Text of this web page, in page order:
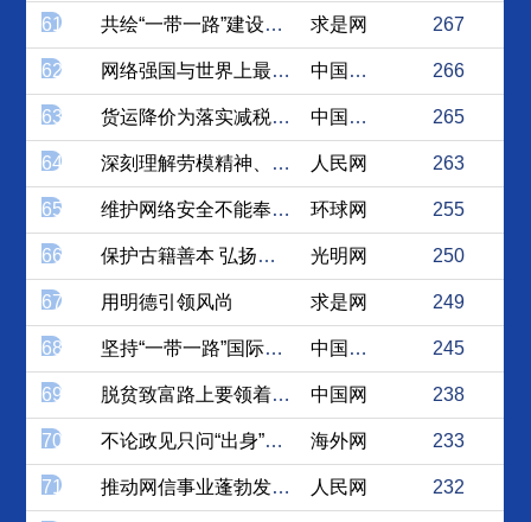
61 共绘“一带一路”建设的“工... 求是网 267
62 网络强国与世界上最强大政党... 中国社会科学网 266
63 货运降价为落实减税降费开好... 中国经济网 265
64 深刻理解劳模精神、劳动精神... 人民网 263
65 维护网络安全不能奉行双重标准 环球网 255
66 保护古籍善本 弘扬优秀文化 光明网 250
67 用明德引领风尚 求是网 249
68 坚持“一带一路”国际经济合... 中国社会科学网 245
69 脱贫致富路上要领着跑，更要... 中国网 238
70 不论政见只问“出身”？西方... 海外网 233
71 推动网信事业蓬勃发展，让人... 人民网 232